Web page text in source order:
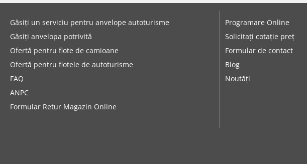
Găsiți un serviciu pentru anvelope autoturisme
Găsiți anvelopa potrivită
Ofertă pentru flote de camioane
Ofertă pentru flotele de autoturisme
FAQ
ANPC
Formular Retur Magazin Online
Programare Online
Solicitați cotație preț
Formular de contact
Blog
Noutăți